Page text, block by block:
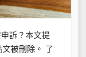
訴？本文提
被刪除。 了